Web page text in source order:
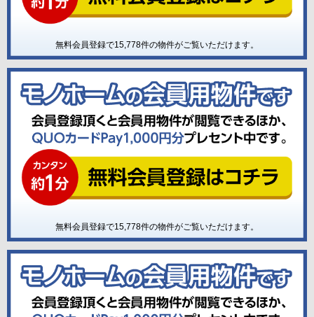
無料会員登録で15,778件の物件がご覧いただけます。
無料会員登録で15,778件の物件がご覧いただけます。